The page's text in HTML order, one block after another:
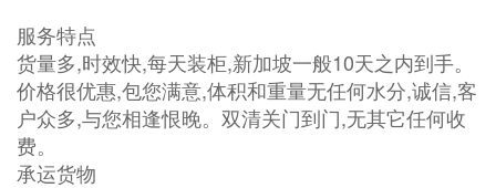
服务特点
货量多,时效快,每天装柜,新加坡一般10天之内到手。
价格很优惠,包您满意,体积和重量无任何水分,诚信,客
户众多,与您相逢恨晚。双清关门到门,无其它任何收
费。
承运货物